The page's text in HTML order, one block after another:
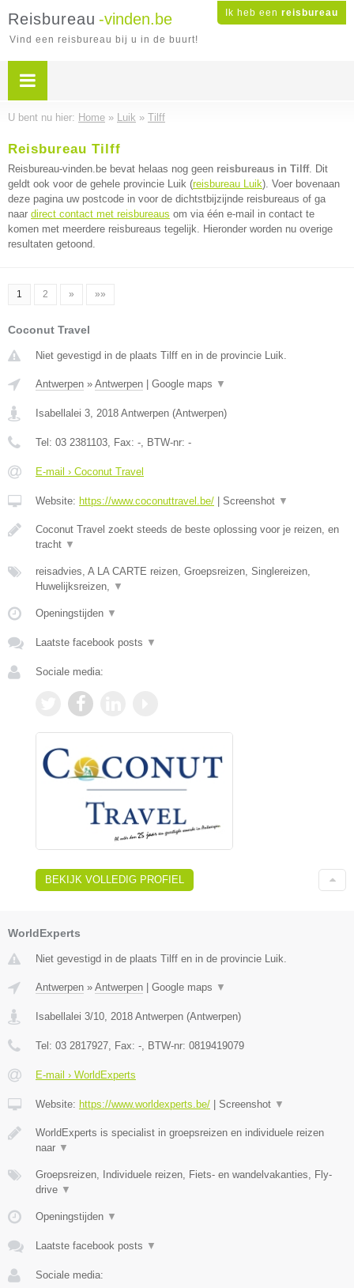
Ik heb een reisbureau
Reisbureau -vinden.be
Vind een reisbureau bij u in de buurt!
U bent nu hier: Home » Luik » Tilff
Reisbureau Tilff
Reisbureau-vinden.be bevat helaas nog geen reisbureaus in Tilff. Dit
geldt ook voor de gehele provincie Luik (reisbureau Luik). Voer bovenaan
deze pagina uw postcode in voor de dichtstbijzijnde reisbureaus of ga
naar direct contact met reisbureaus om via één e-mail in contact te
komen met meerdere reisbureaus tegelijk. Hieronder worden nu overige
resultaten getoond.
1 2 » »»
Coconut Travel
Niet gevestigd in de plaats Tilff en in de provincie Luik.
Antwerpen » Antwerpen Google maps ▼
Isabellalei 3, 2018 Antwerpen (Antwerpen)
Tel: 03 2381103, Fax: -, BTW-nr: -
E-mail › Coconut Travel
Website: https://www.coconuttravel.be/ Screenshot ▼
Coconut Travel zoekt steeds de beste oplossing voor je reizen, en
tracht ▼
reisadvies, A LA CARTE reizen, Groepsreizen, Singlereizen,
Huwelijksreizen, ▼
Openingstijden ▼
Laatste facebook posts ▼
Sociale media:
BEKIJK VOLLEDIG PROFIEL
WorldExperts
Niet gevestigd in de plaats Tilff en in de provincie Luik.
Antwerpen » Antwerpen Google maps ▼
Isabellalei 3/10 2018 Antwerpen (Antwerpen)
Tel: 03 2817927 , Fax: - , BTW-nr: 0819419079
E-mail › WorldExperts
Website: https://www.worldexperts.be/ Screenshot ▼
WorldExperts is specialist in groepsreizen en individuele reizen
naar ▼
Groepsreizen, Individuele reizen, Fiets- en wandelvakanties, Fly-
drive ▼
Openingstijden ▼
Laatste facebook posts ▼
Sociale media: